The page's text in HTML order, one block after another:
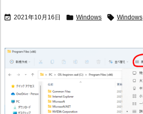
 2021年10月16日  Windows  Windows